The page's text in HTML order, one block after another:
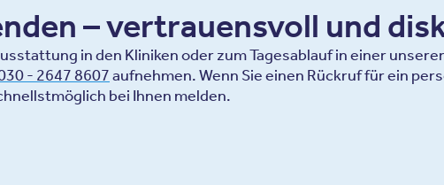
– vertrauensvoll und
in den Kliniken oder zum Tagesablauf in einer
- 2647 8607aufnehmen. Wenn Sie einen Rückruf für ein
bei Ihnen melden.